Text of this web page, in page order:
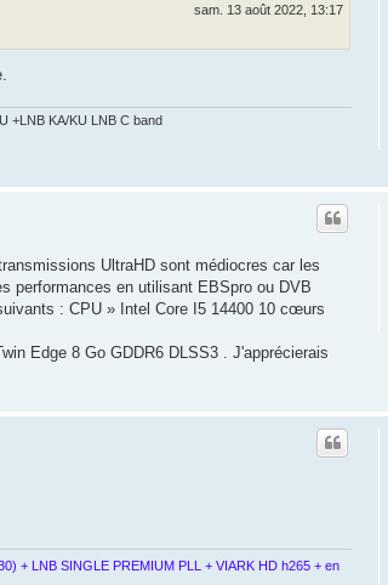
sam. 13 août 2022, 13:17
+LNB KA/KU LNB C band
UltraHD sont médiocres car les
performances en utilisant EBSpro ou DVB
: CPU » Intel Core I5 ​​​​14400 10 cœurs
Edge 8 Go GDDR6 DLSS3 . J'apprécierais
+ LNB SINGLE PREMIUM PLL + VIARK HD h265 + en